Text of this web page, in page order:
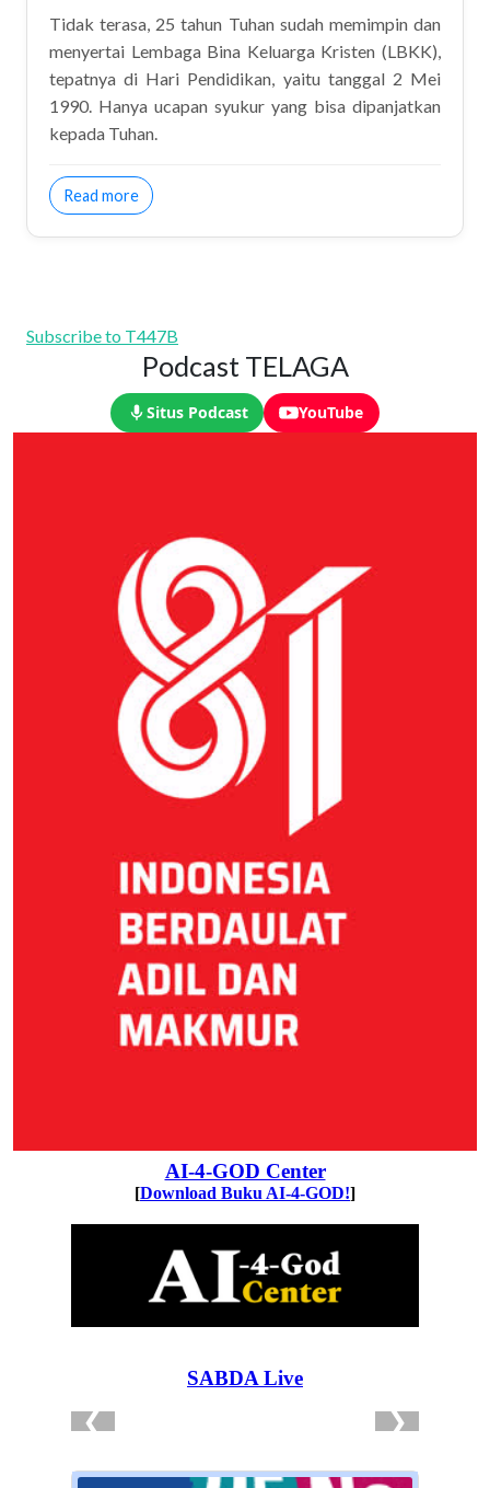
Tidak terasa, 25 tahun Tuhan sudah memimpin dan
menyertai Lembaga Bina Keluarga Kristen (LBKK),
tepatnya di Hari Pendidikan, yaitu tanggal 2 Mei
1990. Hanya ucapan syukur yang bisa dipanjatkan
kepada Tuhan.
Read moreabout Welcome Mei 2015
Subscribe to T447B
Podcast TELAGA
Situs Podcast YouTube